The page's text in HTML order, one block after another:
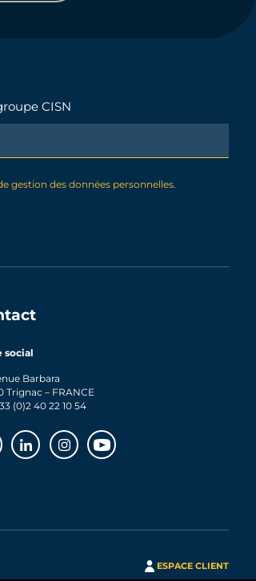
CISN
gestion des données personnelles.
social
Barbara
Trignac – FRANCE
(0)2 40 22 10 54
FacebookLinkedinInstagramYoutube
ESPACE CLIENT